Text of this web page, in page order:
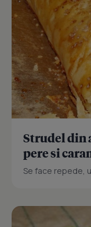
Strudel din
pere si
Se face repede,